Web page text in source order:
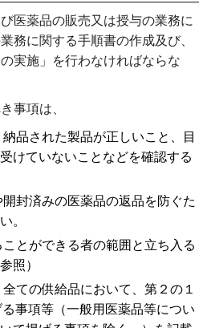
医薬品の販売又は授与の業務に
務に関する手順書の作成及び、
実施」を行わなければならな
事項は、
品された製品が正しいこと、目
けていないことなどを確認する
封済みの医薬品の返品を防ぐた
。
とができる者の範囲と立ち入る
照）
ての供給品において、第２の１
事項等（一般用医薬品等につい